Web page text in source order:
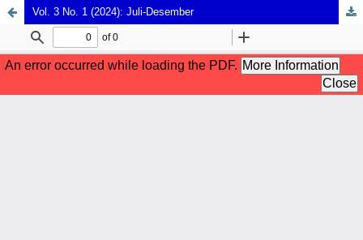
Vol. 3 No. 1 (2024): Juli-Desember